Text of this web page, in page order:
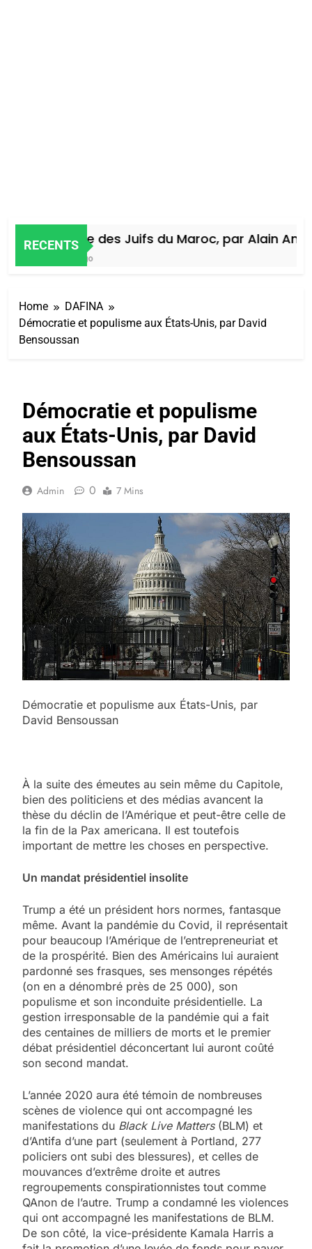
RECENTS
Histoire des Juifs du Maroc, par Alain Amiel
Home
DAFINA
Démocratie et populisme aux États-Unis, par David
Bensoussan
Démocratie et populisme
aux États-Unis, par David
Bensoussan
Admin 0 7 Mins
Démocratie et populisme aux États-Unis, par
David Bensoussan
À la suite des émeutes au sein même du Capitole,
bien des politiciens et des médias avancent la
thèse du déclin de l’Amérique et peut-être celle de
la fin de la Pax americana. Il est toutefois
important de mettre les choses en perspective.
Un mandat présidentiel insolite
Trump a été un président hors normes, fantasque
même. Avant la pandémie du Covid, il représentait
pour beaucoup l’Amérique de l’entrepreneuriat et
de la prospérité. Bien des Américains lui auraient
pardonné ses frasques, ses mensonges répétés
(on en a dénombré près de 25 000), son
populisme et son inconduite présidentielle. La
gestion irresponsable de la pandémie qui a fait
des centaines de milliers de morts et le premier
débat présidentiel déconcertant lui auront coûté
son second mandat.
L’année 2020 aura été témoin de nombreuses
scènes de violence qui ont accompagné les
manifestations du Black Live Matters(BLM) et
d’Antifa d’une part (seulement à Portland, 277
policiers ont subi des blessures), et celles de
mouvances d’extrême droite et autres
regroupements conspirationnistes tout comme
QAnon de l’autre. Trump a condamné les violences
qui ont accompagné les manifestations de BLM.
De son côté, la vice-présidente Kamala Harris a